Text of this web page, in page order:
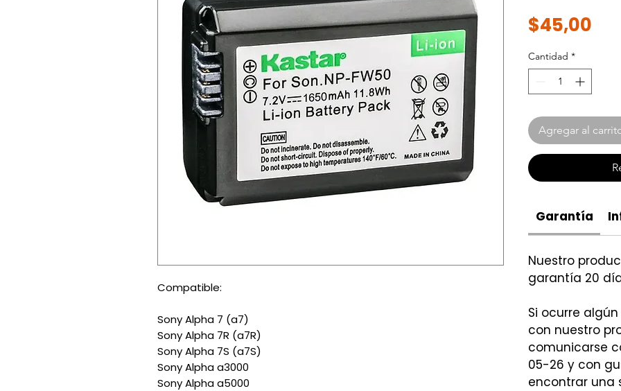
Compatible:
Sony Alpha 7 (a7)
Sony Alpha 7R (a7R)
Sony Alpha 7S (a7S)
Sony Alpha a3000
Sony Alpha a5000
$45,00
Cantidad *
Agregar al
Garantía
Nuestro
garantía 20
Si ocurre
con nuestro
comunicarse
05-26 y con
encontrar una